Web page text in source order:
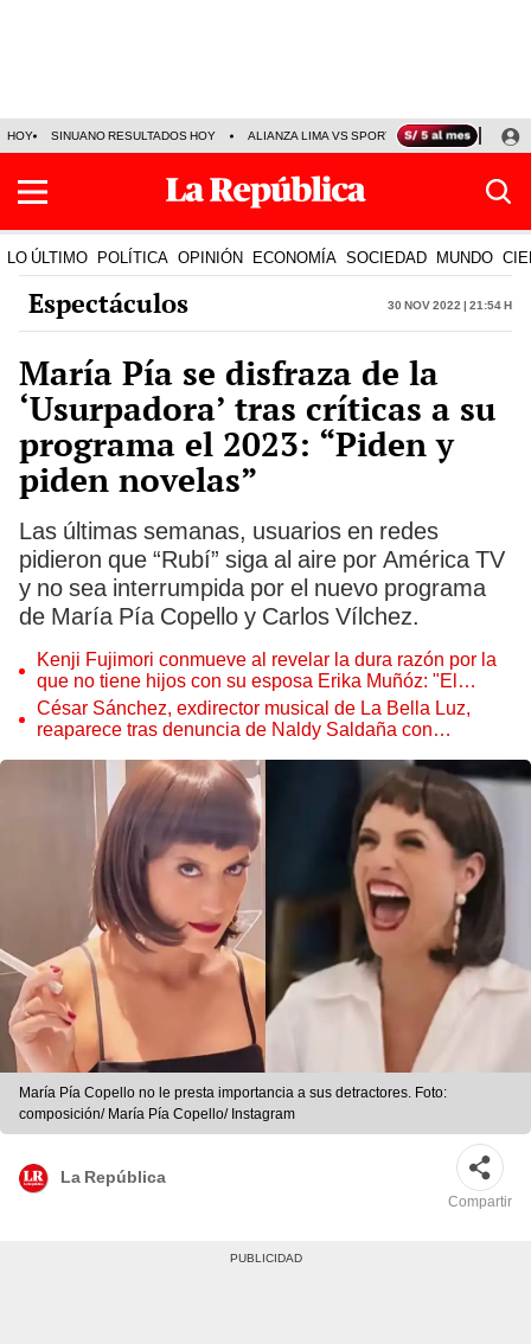
HOY SINUANO RESULTADOS HOY ALIANZA LIMA VS SPORT BOYS JORGE
LO ÚLTIMO POLÍTICA OPINIÓN ECONOMÍA SOCIEDAD MUNDO
Espectáculos 30 Nov 2022 | 21:54 h
María Pía se disfraza de la
‘Usurpadora’ tras críticas a su
programa el 2023: “Piden y
piden novelas”
Las últimas semanas, usuarios en redes
pidieron que “Rubí” siga al aire por América TV
y no sea interrumpida por el nuevo programa
de María Pía Copello y Carlos Vílchez.
Kenji Fujimori conmueve al revelar la dura razón por la
que no tiene hijos con su esposa Erika Muñóz: "El
proceso judicial"
César Sánchez, exdirector musical de La Bella Luz,
reaparece tras denuncia de Naldy Saldaña con
María Pía Copello no le presta importancia a sus detractores. Foto:
composición/ María Pía Copello/ Instagram
La República
Compartir